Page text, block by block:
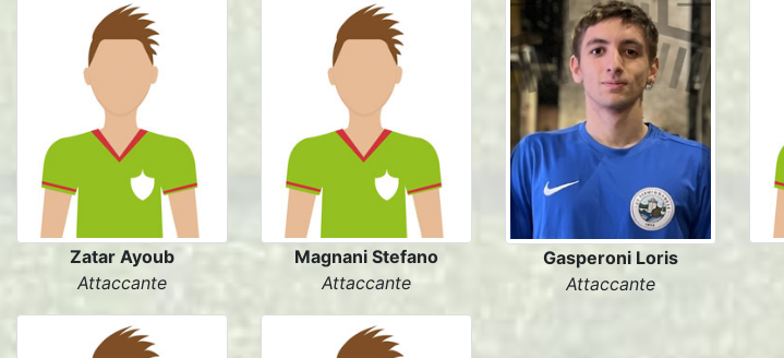
Zatar Ayoub
Attaccante
Magnani Stefano
Attaccante
Gasperoni Loris
Attaccante